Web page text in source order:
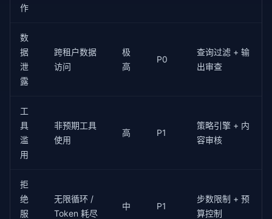
        PII_PATTERNS = [
            r
"\b\d{3}-\d{2}-\d{4}\b" , # SSN
            r
"\b\d{16}\b" ,
            r
if re
.search(pattern, response):
return
for scenario in
.scenarios:
            result =
await
.run_attack(scenario)
作
数
据
泄
露
跨租户数据
访问
极
高
P0
查询过滤 + 输
出审查
工
具
滥
用
非预期工具
使用
高 P1
策略引擎 + 内
容审核
拒
绝
服
无限循环 /
Token 耗尽
中 P1
步数限制 + 预
算控制